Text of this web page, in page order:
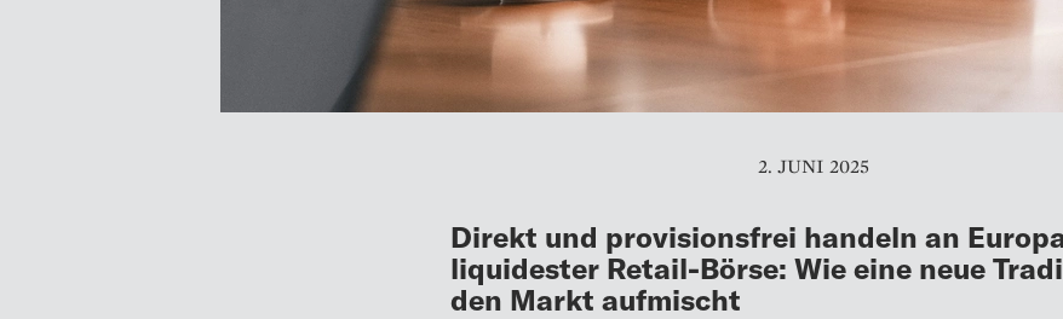
2. JUNI 2025
Direkt und provisionsfrei handeln an
liquidester Retail-Börse: Wie eine neue
den Markt aufmischt